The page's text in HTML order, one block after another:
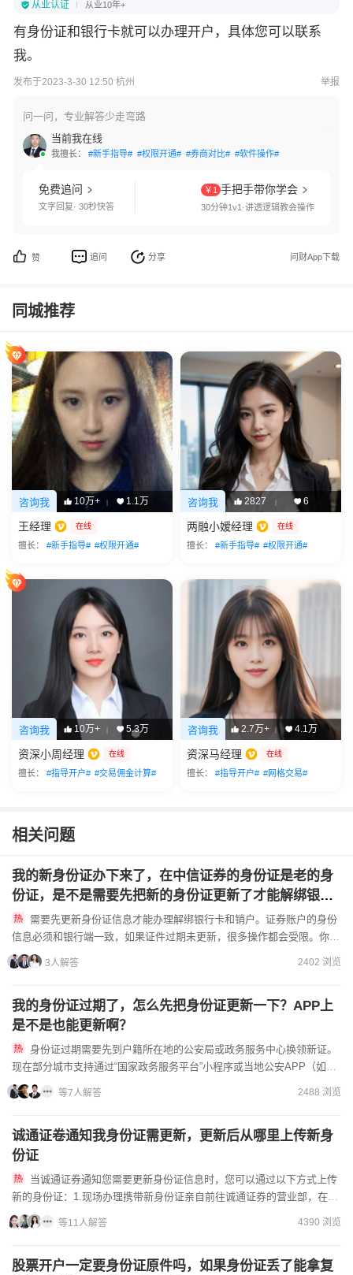
从业认证 从业10年+
有身份证和银行卡就可以办理开户，具体您可以联系
我。
发布于2023-3-30 12:50 杭州 举报
问一问，专业解答少走弯路
当前我在线
我擅长： #新手指导# #权限开通# #券商对比# #软件操作#
免费追问
文字回复· 30秒快答
￥1 手把手带你学会
30分钟1v1·讲透逻辑教会操作
赞 追问 分享 问财App下载
同城推荐
咨询我 10万+ | 1.1万
王经理 在线
擅长： #新手指导# #权限开通#
咨询我 2827 | 6
两融小嫒经理 在线
擅长： #新手指导# #权限开通#
咨询我 10万+ | 5.3万
资深小周经理 在线
擅长： #指导开户# #交易佣金计算#
咨询我 2.7万+ | 4.1万
资深马经理 在线
擅长： #指导开户# #网格交易#
相关问题
我的新身份证办下来了，在中信证券的身份证是老的身
份证，是不是需要先把新的身份证更新了才能解绑银行
卡和销户啊？
信息必须和银行端一致，如果证件过期未更新，很多操作都会受限。你可
以先在中信证券APP找到“个人信息维护”入口，上传新身份证正...
3人解答 2402 浏览
我的身份证过期了，怎么先把身份证更新一下？APP上
是不是也能更新啊？
现在部分城市支持通过“国家政务服务平台”小程序或当地公安APP（如上
海的“随申办”）在线提交申请和材料预审，但大部分情况还是...
等7人解答 2488 浏览
诚通证卷通知我身份证需更新，更新后从哪里上传新身
份证
新的身份证：1.现场办理携带新身份证亲自前往诚通证券的营业部，在工
作人员的指导下进行信息更新。现场办理的优势是有工作人员协助...
等11人解答 4390 浏览
股票开户一定要身份证原件吗，如果身份证丢了能拿复